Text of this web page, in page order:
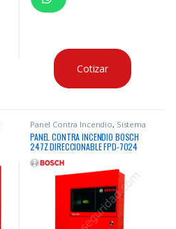
Cotizar
Panel Contra Incendio, Sistema
Contra Incendio
PANEL CONTRA INCENDIO BOSCH
247Z DIRECCIONABLE FPD-7024